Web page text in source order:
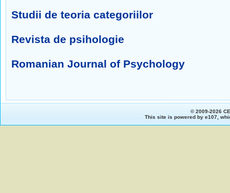
Studii de teoria categoriilor
Revista de psihologie
Romanian Journal of Psychology
© 2009-2026
This site is powered by e107 ,